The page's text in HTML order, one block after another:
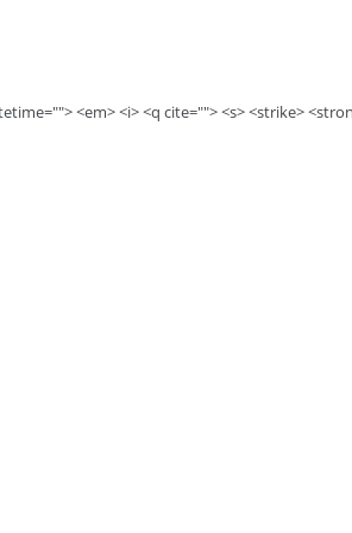
<em> <i> <q cite=""> <s> <strike>